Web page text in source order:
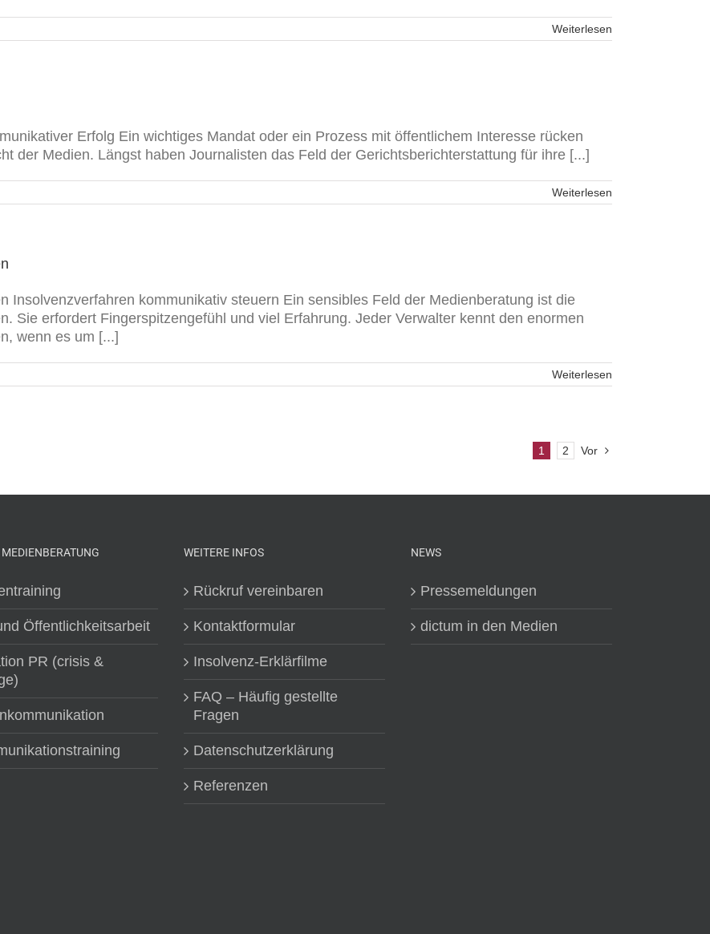
Weiterlesen
Erfolg Ein wichtiges Mandat oder ein Prozess mit öffentlichem Interesse rücken
der Medien. Längst haben Journalisten das Feld der Gerichtsberichterstattung für ihre [...]
Weiterlesen
Insolvenzverfahren kommunikativ steuern Ein sensibles Feld der Medienberatung ist die
Sie erfordert Fingerspitzengefühl und viel Erfahrung. Jeder Verwalter kennt den enormen
wenn es um [...]
Weiterlesen
1 2 Vor
Öffentlichkeitsarbeit
PR (crisis &
WEITERE INFOS
Rückruf vereinbaren
Kontaktformular
Insolvenz-Erklärfilme
FAQ – Häufig gestellte
Fragen
Datenschutzerklärung
Referenzen
NEWS
Pressemeldungen
dictum in den Medien